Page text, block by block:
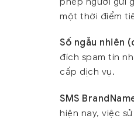
một thời điểm
Số ngẫu nhiên
đích spam tin
cấp dịch vụ.
SMS
hiện nay, việc